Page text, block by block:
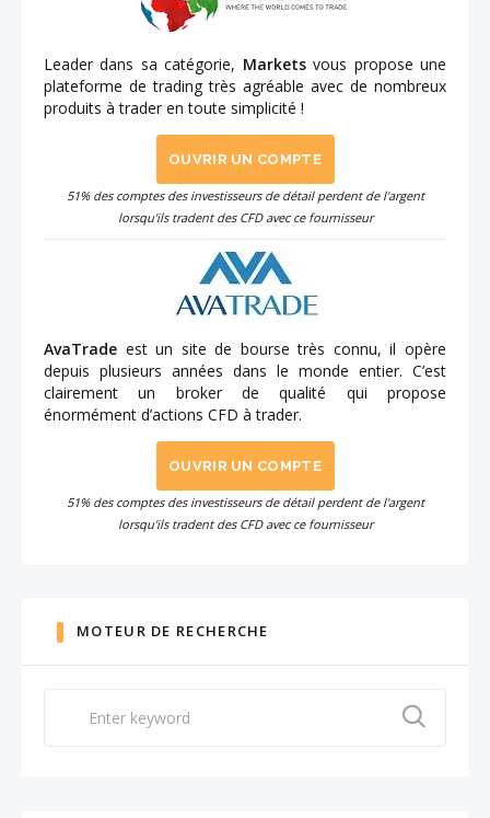
Leader dans sa catégorie, Marketsvous propose une
plateforme de trading très agréable avec de nombreux
produits à trader en toute simplicité !
OUVRIR UN COMPTE
51% des comptes des investisseurs de détail perdent de l'argent
lorsqu'ils tradent des CFD avec ce fournisseur
AvaTrade est un site de bourse très connu, il opère
depuis plusieurs années dans le monde entier. C’est
clairement un broker de qualité qui propose
énormément d’actions CFD à trader.
OUVRIR UN COMPTE
51% des comptes des investisseurs de détail perdent de l'argent
lorsqu'ils tradent des CFD avec ce fournisseur
MOTEUR DE RECHERCHE